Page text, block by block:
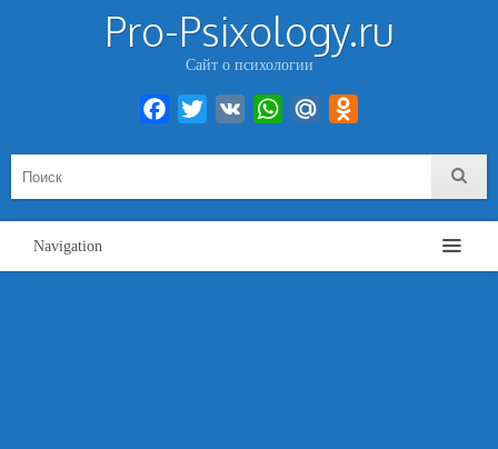
Pro-Psixology.ru
Сайт о психологии
Facebook
Twitter VK WhatsAppMail.Ru
Navigation